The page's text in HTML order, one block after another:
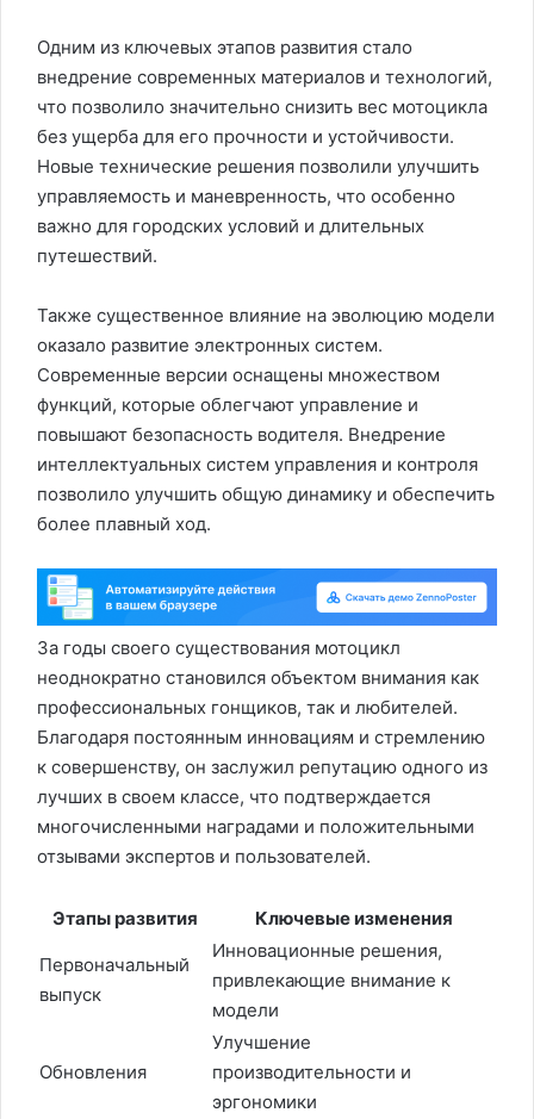
Одним из ключевых этапов развития стало
внедрение современных материалов и технологий,
что позволило значительно снизить вес мотоцикла
без ущерба для его прочности и устойчивости.
Новые технические решения позволили улучшить
управляемость и маневренность, что особенно
важно для городских условий и длительных
путешествий.
Также существенное влияние на эволюцию модели
оказало развитие электронных систем.
Современные версии оснащены множеством
функций, которые облегчают управление и
повышают безопасность водителя. Внедрение
интеллектуальных систем управления и контроля
позволило улучшить общую динамику и обеспечить
более плавный ход.
За годы своего существования мотоцикл
неоднократно становился объектом внимания как
профессиональных гонщиков, так и любителей.
Благодаря постоянным инновациям и стремлению
к совершенству, он заслужил репутацию одного из
лучших в своем классе, что подтверждается
многочисленными наградами и положительными
отзывами экспертов и пользователей.
Этапы развития Ключевые изменения
Первоначальный
выпуск
Инновационные решения,
привлекающие внимание к
модели
Обновления
Улучшение
производительности и
эргономики